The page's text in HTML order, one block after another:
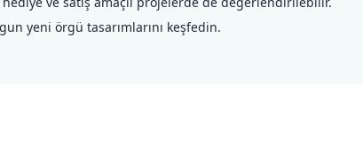
yeni örgü tasarımlarını keşfedin.